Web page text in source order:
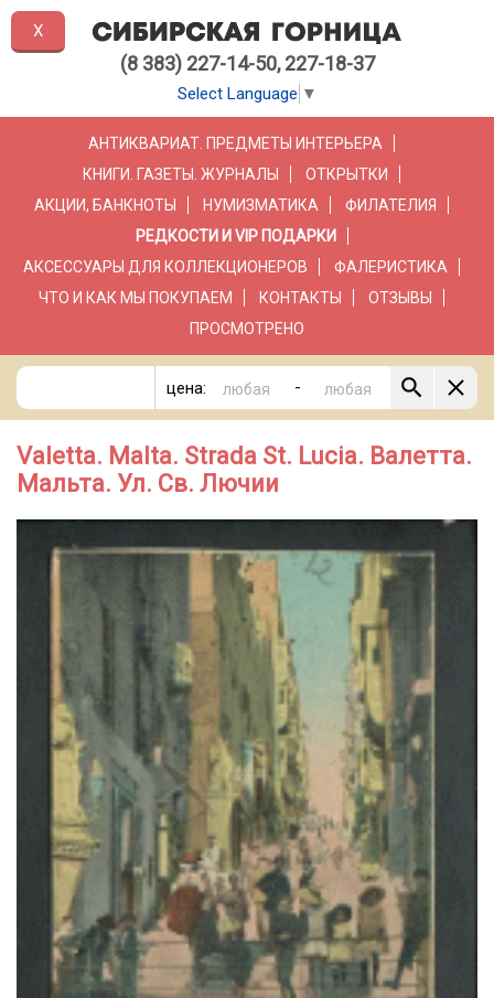
(8 383) 227-14-50, 227-18-37
Select Language ▼
АНТИКВАРИАТ. ПРЕДМЕТЫ ИНТЕРЬЕРА
КНИГИ. ГАЗЕТЫ. ЖУРНАЛЫ
ОТКРЫТКИ
АКЦИИ, БАНКНОТЫ
НУМИЗМАТИКА
ФИЛАТЕЛИЯ
РЕДКОСТИ И VIP ПОДАРКИ
АКСЕССУАРЫ ДЛЯ КОЛЛЕКЦИОНЕРОВ
ФАЛЕРИСТИКА
ЧТО И КАК МЫ ПОКУПАЕМ
КОНТАКТЫ
ОТЗЫВЫ
ПРОСМОТРЕНО
цена: -
Valetta. Malta. Strada St. Lucia. Валетта.
Мальта. Ул. Св. Лючии
X